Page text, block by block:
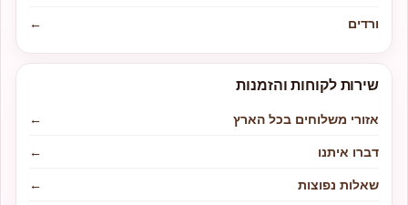
ורדים
←
שירות לקוחות והזמנות
אזורי משלוחים בכל הארץ
←
דברו איתנו
←
שאלות נפוצות
←